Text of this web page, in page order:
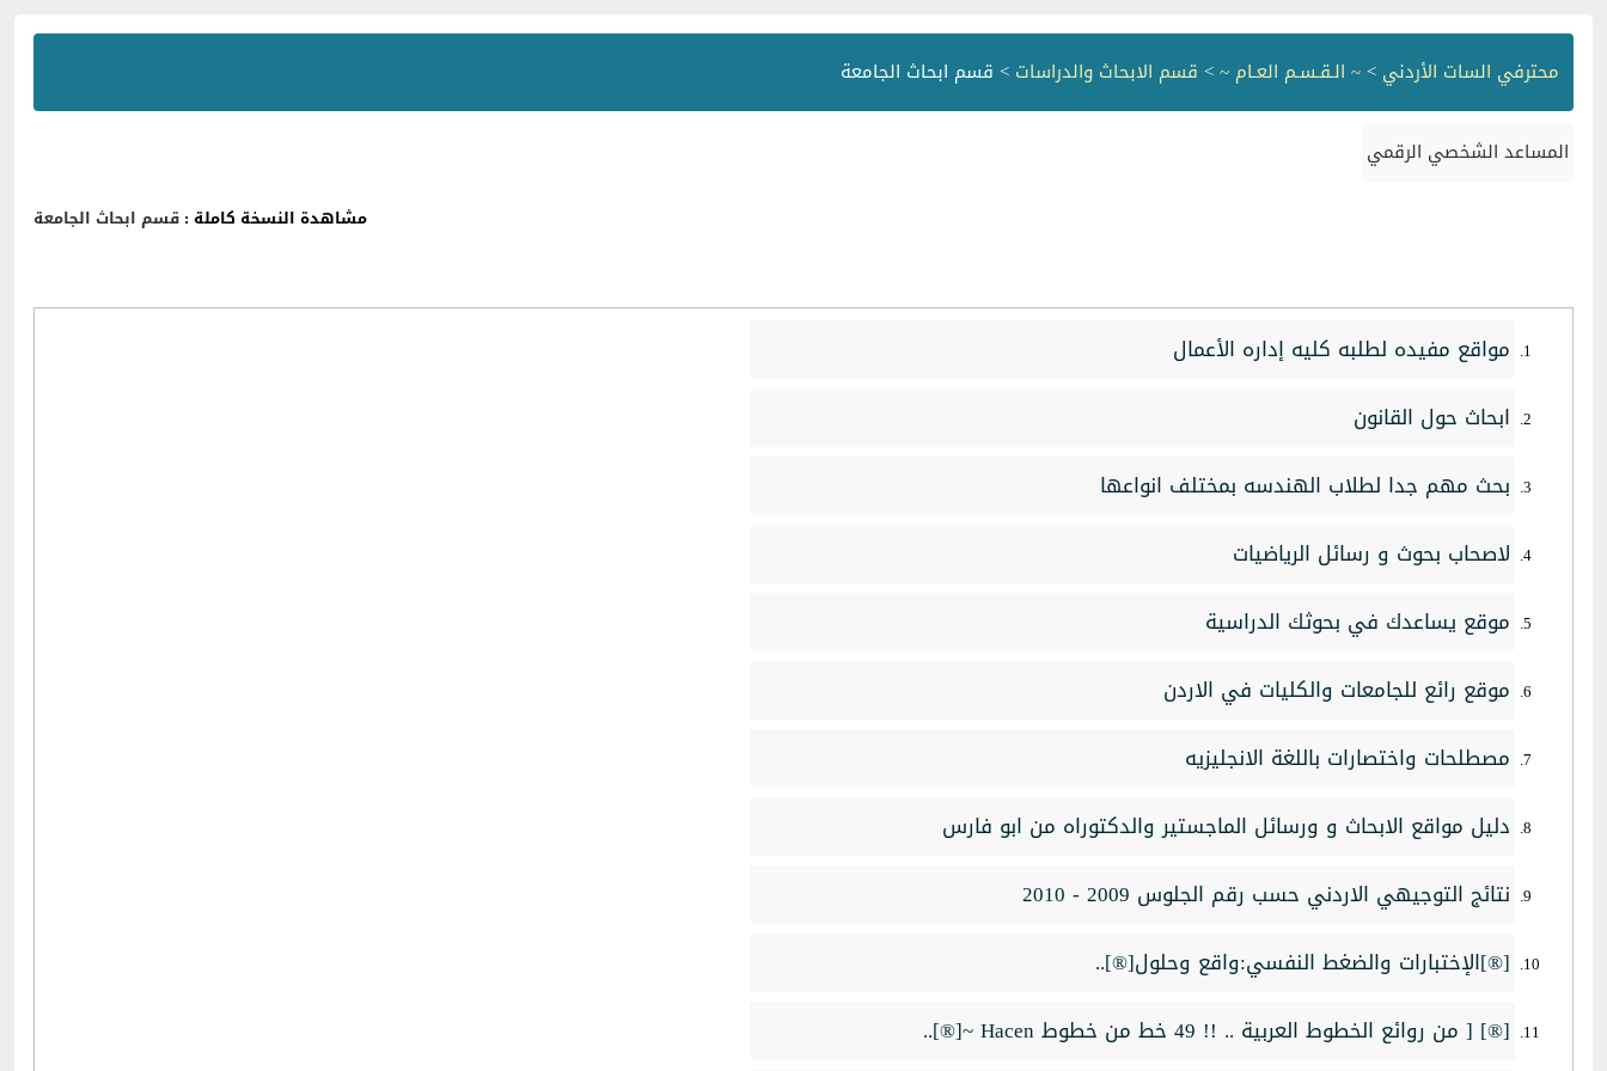
محترفي السات الأردني >~ الـقـسـم العـام ~> قسم الابحاث والدراسات > قسم ابحاث الجامعة
المساعد الشخصي الرقمي
مشاهدة النسخة كاملة : قسم ابحاث الجامعة
مواقع مفيده لطلبه كليه إداره الأعمال
ابحاث حول القانون
بحث مهم جدا لطلاب الهندسه بمختلف انواعها
لاصحاب بحوث و رسائل الرياضيات
موقع يساعدك في بحوثك الدراسية
موقع رائع للجامعات والكليات في الاردن
مصطلحات واختصارات باللغة الانجليزيه
دليل مواقع الابحاث و ورسائل الماجستير والدكتوراه من ابو فارس
نتائج التوجيهي الاردني حسب رقم الجلوس 2009 - 2010
[®]الإختبارات والضغط النفسي:واقع وحلول[®]..
[®] [ من روائع الخطوط العربية .. !! 49 خط من خطوط Hacen ~[®]..